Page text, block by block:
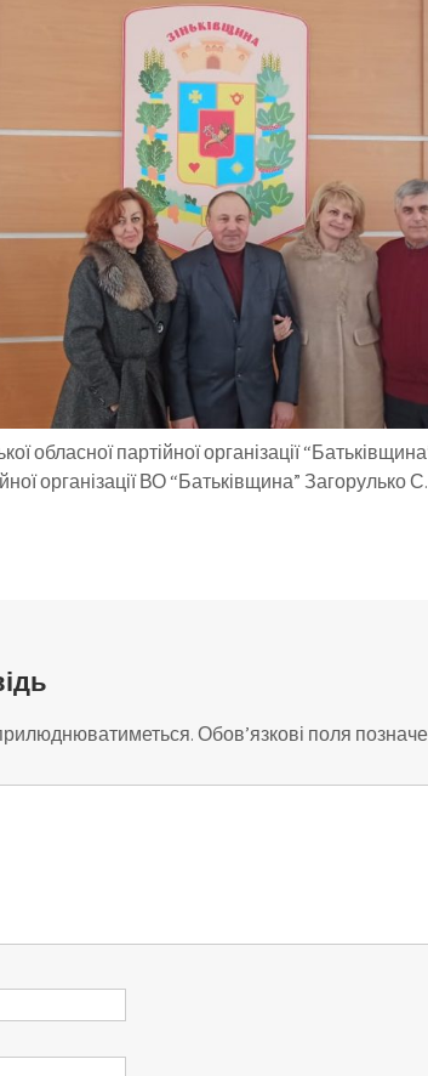
обласної партійної організації
організації ВО “Батьківщина” Загорулько
Обов’язкові поля